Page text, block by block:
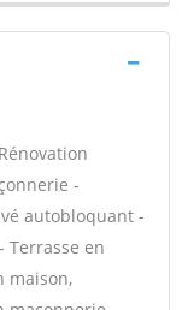
-
autobloquant -
Terrasse en
maison,